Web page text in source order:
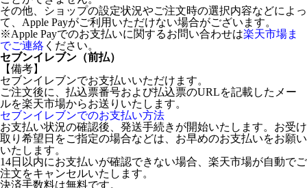
その他、ショップの設定状況やご注文時の選択内容などによっ
て、Apple Payがご利用いただけない場合がございます。
※Apple Payでのお支払いに関するお問い合わせは楽天市場ま
でご連絡 ください。
セブンイレブン（前払）
【備考】
セブンイレブンでお支払いいただけます。
ご注文後に、払込票番号および払込票のURLを記載したメー
ルを楽天市場からお送りいたします。
セブンイレブンでのお支払い方法
お支払い状況の確認後、発送手続きが開始いたします。お受け
取り希望日をご指定の場合などは、お早めのお支払いをお願い
いたします。
14日以内にお支払いが確認できない場合、楽天市場が自動でご
注文をキャンセルいたします。
決済手数料は無料です。